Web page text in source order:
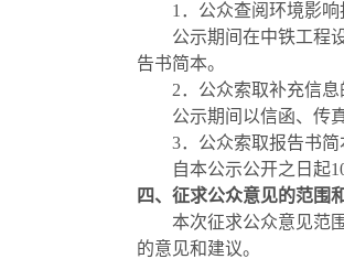
1 ．公众查阅环境影
公示期间在中铁工程
告书简本。
2．公众索取补充信
公示期间以信函、传
3．公众索取报告书
自本公示公开之日起
四、征求公众意见的范围
本次征求公众意见范
的意见和建议。